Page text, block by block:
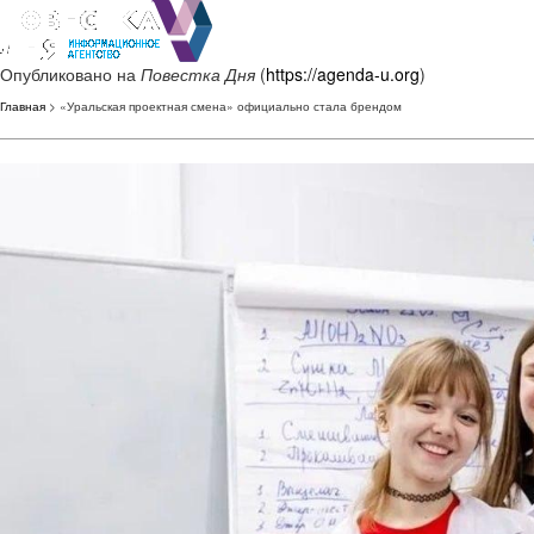
Опубликовано на Повестка Дня (https://agenda-u.org)
Главная > «Уральская проектная смена» официально стала брендом